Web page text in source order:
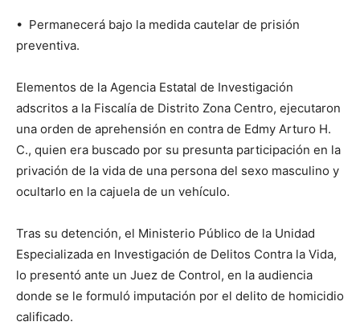
•⁠ ⁠Permanecerá bajo la medida cautelar de prisión
preventiva.
Elementos de la Agencia Estatal de Investigación
adscritos a la Fiscalía de Distrito Zona Centro, ejecutaron
una orden de aprehensión en contra de Edmy Arturo H.
C., quien era buscado por su presunta participación en la
privación de la vida de una persona del sexo masculino y
ocultarlo en la cajuela de un vehículo.
Tras su detención, el Ministerio Público de la Unidad
Especializada en Investigación de Delitos Contra la Vida,
lo presentó ante un Juez de Control, en la audiencia
donde se le formuló imputación por el delito de homicidio
calificado.